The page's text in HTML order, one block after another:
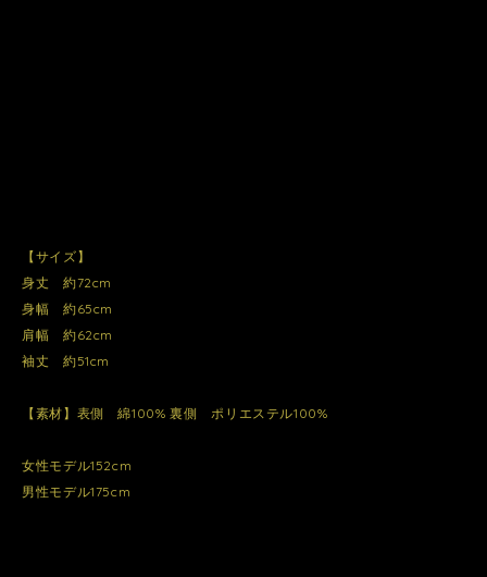
【サイズ】
身丈 約72cm
身幅 約65cm
肩幅 約62cm
袖丈 約51cm
【素材】表側 綿100% 裏側 ポリエステル100%
女性モデル152cm
男性モデル175cm